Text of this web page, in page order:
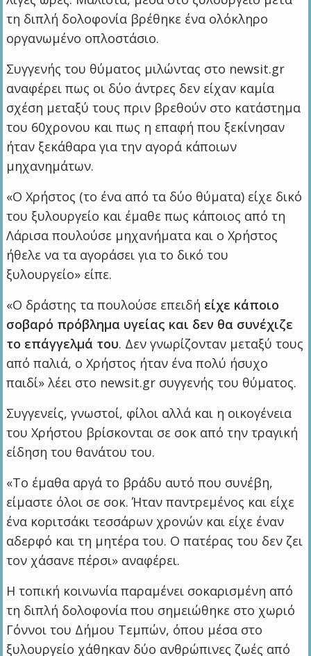
τη διπλή δολοφονία βρέθηκε ένα ολόκληρο
οργανωμένο οπλοστάσιο.
Συγγενής του θύματος μιλώντας στο newsit.gr
αναφέρει πως οι δύο άντρες δεν είχαν καμία
σχέση μεταξύ τους πριν βρεθούν στο κατάστημα
του 60χρονου και πως η επαφή που ξεκίνησαν
ήταν ξεκάθαρα για την αγορά κάποιων
μηχανημάτων.
«Ο Χρήστος (το ένα από τα δύο θύματα) είχε δικό
του ξυλουργείο και έμαθε πως κάποιος από τη
Λάρισα πουλούσε μηχανήματα και ο Χρήστος
ήθελε να τα αγοράσει για το δικό του
ξυλουργείο» είπε.
«Ο δράστης τα πουλούσε επειδή είχε κάποιο
σοβαρό πρόβλημα υγείας και δεν θα συνέχιζε
το επάγγελμά του. Δεν γνωρίζονταν μεταξύ τους
από παλιά, ο Χρήστος ήταν ένα πολύ ήσυχο
παιδί» λέει στο newsit.gr συγγενής του θύματος.
Συγγενείς, γνωστοί, φίλοι αλλά και η οικογένεια
του Χρήστου βρίσκονται σε σοκ από την τραγική
είδηση του θανάτου του.
«Το έμαθα αργά το βράδυ αυτό που συνέβη,
είμαστε όλοι σε σοκ. Ήταν παντρεμένος και είχε
ένα κοριτσάκι τεσσάρων χρονών και είχε έναν
αδερφό και τη μητέρα του. Ο πατέρας του δεν ζει
τον χάσανε πέρσι» αναφέρει.
Η τοπική κοινωνία παραμένει σοκαρισμένη από
τη διπλή δολοφονία που σημειώθηκε στο χωριό
Γόννοι του Δήμου Τεμπών, όπου μέσα στο
ξυλουργείο χάθηκαν δύο ανθρώπινες ζωές από